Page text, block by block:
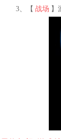
3、【 战场 】